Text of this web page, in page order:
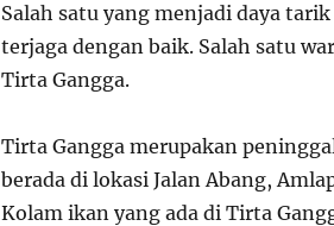
Salah satu yang menjadi daya
terjaga dengan baik. Salah satu
Tirta Gangga.
Tirta Gangga merupakan
berada di lokasi Jalan Abang,
Kolam ikan yang ada di Tirta